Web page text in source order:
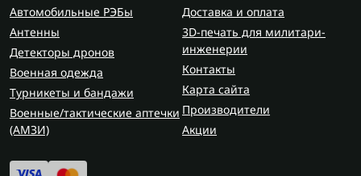
Автомобильные РЭБы
Антенны
Детекторы дронов
Военная одежда
Турникеты и бандажи
Военные/тактические аптечки
(AMЗИ)
Доставка и оплата
3D-печать для милитари-
инженерии
Контакты
Карта сайта
Производители
Акции